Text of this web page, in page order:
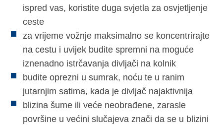
ispred vas, koristite duga svjetla za osvjetljenje
ceste
za vrijeme vožnje maksimalno se koncentrirajte
na cestu i uvijek budite spremni na moguće
iznenadno istrčavanja divljači na kolnik
budite oprezni u sumrak, noću te u ranim
jutarnjim satima, kada je divljač najaktivnija
blizina šume ili veće neobrađene, zarasle
površine u većini slučajeva znači da se u blizini